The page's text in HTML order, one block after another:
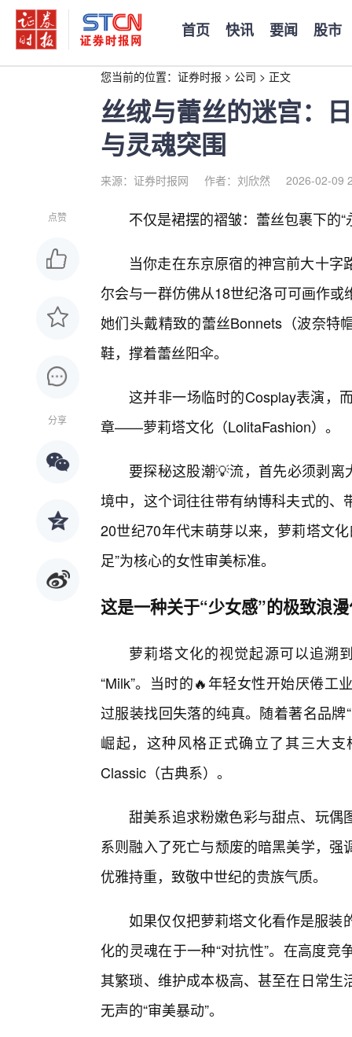
首页 快讯 要闻 股市
您当前的位置： 证券时报 > 公司 > 正文
丝绒与蕾丝的迷宫：
与灵魂突围
来源：证券时报网 作者：刘欣然 2026-02-09
点赞
分享
不仅是裙摆的褶皱：蕾丝包裹下的“
当你走在东京原宿的神宫前大十
尔会与一群仿佛从18世纪洛可可画作
她们头戴精致的蕾丝Bonnets（波奈特
鞋，撑着蕾丝阳伞。
这并非一场临时的Cosplay表演，
章——萝莉塔文化（LolitaFashion）。
要探秘这股潮💡流，首先必须剥离
境中，这个词往往带有纳博科夫式的
20世纪70年代末萌芽以来，萝莉塔文
足”为核心的女性审美标准。
这是一种关于“少女感”的极致浪
萝莉塔文化的视觉起源可以追溯
“Milk”。当时的🔥年轻女性开始厌倦工
过服装找回失落的纯真。随着著名品牌
崛起，这种风格正式确立了其三大
Classic（古典系）。
甜美系追求粉嫩色彩与甜点、玩偶
系则融入了死亡与颓废的暗黑美学，
优雅持重，致敬中世纪的贵族气质。
如果仅仅把萝莉塔文化看作是服装
化的灵魂在于一种“对抗性”。在高度
其繁琐、维护成本极高、甚至在日常
无声的“审美暴动”。